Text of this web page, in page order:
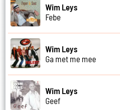
Wim Leys
Febe
Wim Leys
Ga met me mee
Wim Leys
Geef